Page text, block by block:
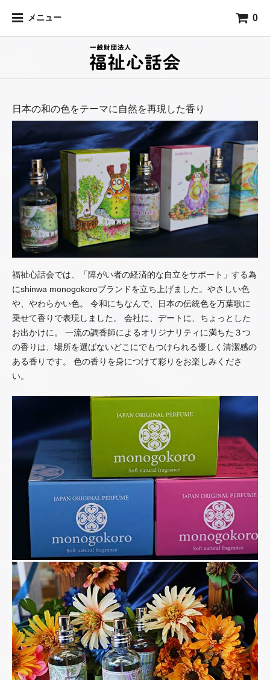
メニュー 0
日本の和の色をテーマに自然を再現した香り
福祉心話会では、「障がい者の経済的な自立をサポート」する為
にshinwa monogokoroブランドを立ち上げました。やさしい色
や、やわらかい色。 令和にちなんで、日本の伝統色を万葉歌に
乗せて香りで表現しました。 会社に、デートに、ちょっとした
お出かけに。 一流の調香師によるオリジナリティに満ちた３つ
の香りは、場所を選ばないどこにでもつけられる優しく清潔感の
ある香りです。 色の香りを身につけて彩りをお楽しみくださ
い。